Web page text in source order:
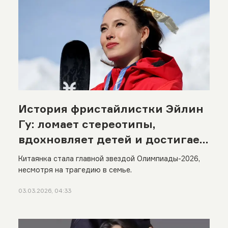
История фристайлистки Эйлин
Гу: ломает стереотипы,
вдохновляет детей и достигает
величия
Китаянка стала главной звездой Олимпиады-2026,
несмотря на трагедию в семье.
03.03.2026, 04:33